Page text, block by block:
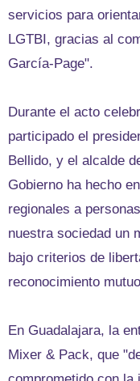
servicios para
LGTBI, gracias al
García-Page".
Durante el acto
participado el
Bellido, y el alcalde
Gobierno ha hecho
regionales a
nuestra sociedad un
bajo criterios de
reconocimiento
En Guadalajara, la
Mixer & Pack, que